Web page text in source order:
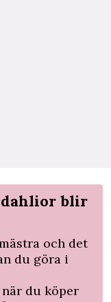
dahlior blir
och det
du göra i
du köper